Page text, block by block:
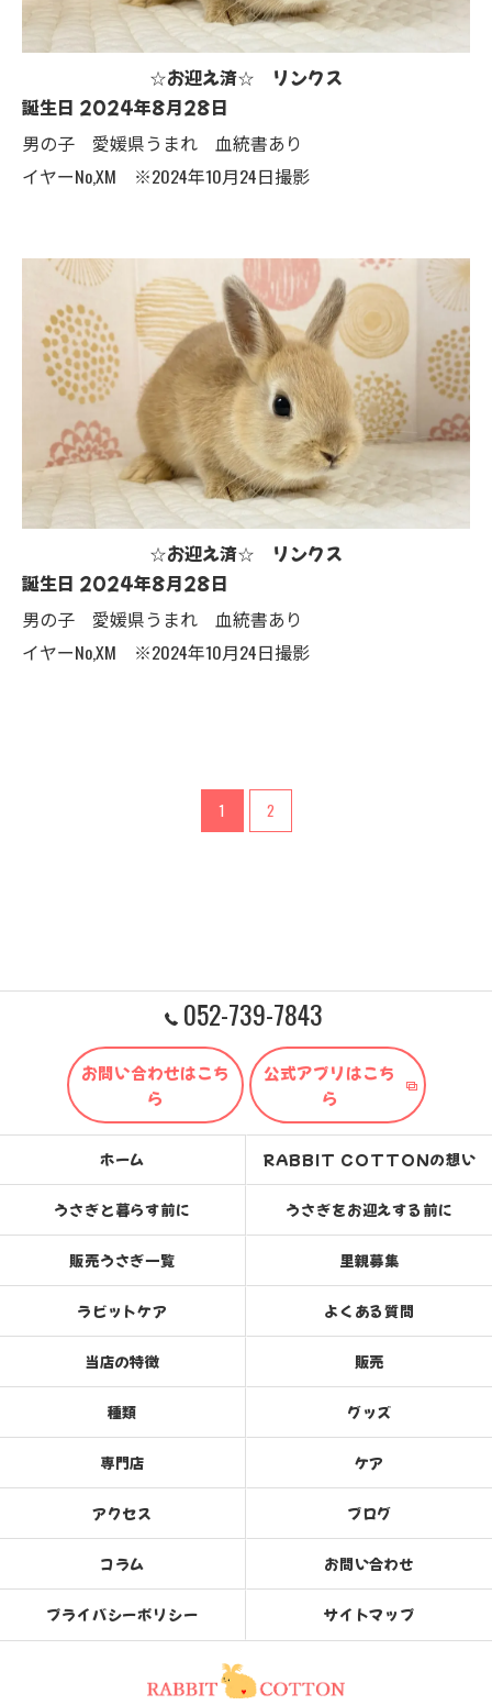
☆お迎え済☆ リンクス
誕生日 2024年8月28日
男の子 愛媛県うまれ 血統書あり
イヤーNo,XM ※2024年10月24日撮影
☆お迎え済☆ リンクス
誕生日 2024年8月28日
男の子 愛媛県うまれ 血統書あり
イヤーNo,XM ※2024年10月24日撮影
1 2
052-739-7843
お問い合わせはこち
ら
公式アプリはこち
ら
ホーム RABBIT COTTONの想い
うさぎと暮らす前に うさぎをお迎えする前に
販売うさぎ一覧 里親募集
ラビットケア よくある質問
当店の特徴 販売
種類 グッズ
専門店 ケア
アクセス ブログ
コラム お問い合わせ
プライバシーポリシー サイトマップ